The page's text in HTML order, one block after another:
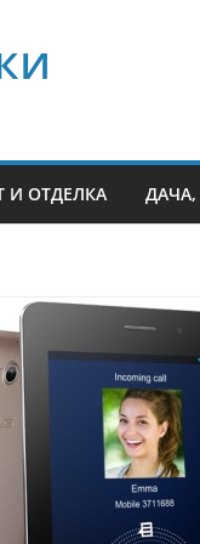
И ОТДЕЛКА